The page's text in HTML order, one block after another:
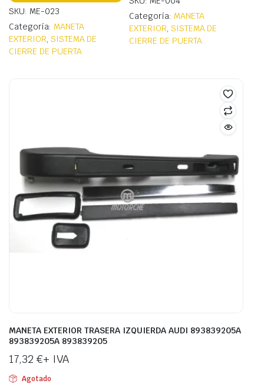
SKU: ME-023
Categoría: MANETA
EXTERIOR, SISTEMA DE
CIERRE DE PUERTA
Categoría: MANETA
EXTERIOR, SISTEMA DE
CIERRE DE PUERTA
MANETA EXTERIOR TRASERA IZQUIERDA AUDI 893839205A
893839205A 893839205
17,32 €+ IVA
Agotado